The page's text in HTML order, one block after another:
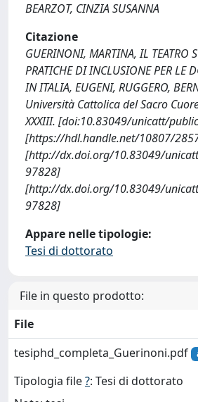
BEARZOT, CINZIA SUSANNA
Citazione
GUERINONI, MARTINA, IL TEATRO
PRATICHE DI INCLUSIONE PER LE
IN ITALIA, EUGENI, RUGGERO,
Università Cattolica del Sacro
XXXIII. [doi:10.83049/unicatt/
[https://hdl.handle.net/10807/
[http://dx.doi.org/10.83049/
97828]
[http://dx.doi.org/10.83049/
97828]
Appare nelle tipologie:
Tesi di dottorato
File in questo prodotto:
File
tesiphd_completa_Guerinoni.pdf
Tipologia file?: Tesi di dottorato